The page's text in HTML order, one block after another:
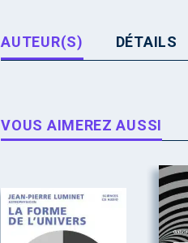
AUTEUR(S) DÉTAILS
VOUS AIMEREZ AUSSI